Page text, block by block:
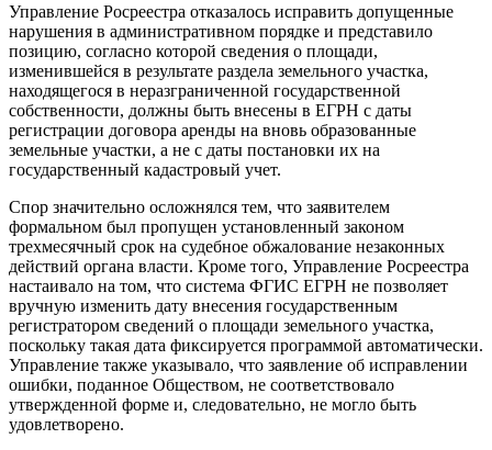
Управление Росреестра отказалось исправить допущенные
нарушения в административном порядке и представило
позицию, согласно которой сведения о площади,
изменившейся в результате раздела земельного участка,
находящегося в неразграниченной государственной
собственности, должны быть внесены в ЕГРН с даты
регистрации договора аренды на вновь образованные
земельные участки, а не с даты постановки их на
государственный кадастровый учет.
Спор значительно осложнялся тем, что заявителем
формальном был пропущен установленный законом
трехмесячный срок на судебное обжалование незаконных
действий органа власти. Кроме того, Управление Росреестра
настаивало на том, что система ФГИС ЕГРН не позволяет
вручную изменить дату внесения государственным
регистратором сведений о площади земельного участка,
поскольку такая дата фиксируется программой автоматически.
Управление также указывало, что заявление об исправлении
ошибки, поданное Обществом, не соответствовало
утвержденной форме и, следовательно, не могло быть
удовлетворено.